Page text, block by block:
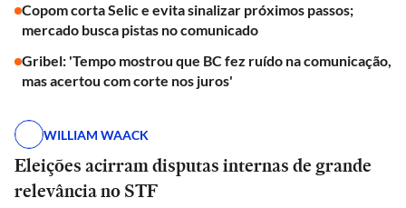
Copom corta Selic e evita sinalizar próximos passos;
mercado busca pistas no comunicado
Gribel: 'Tempo mostrou que BC fez ruído na comunicação,
mas acertou com corte nos juros'
WILLIAM WAACK
Eleições acirram disputas internas de grande
relevância no STF